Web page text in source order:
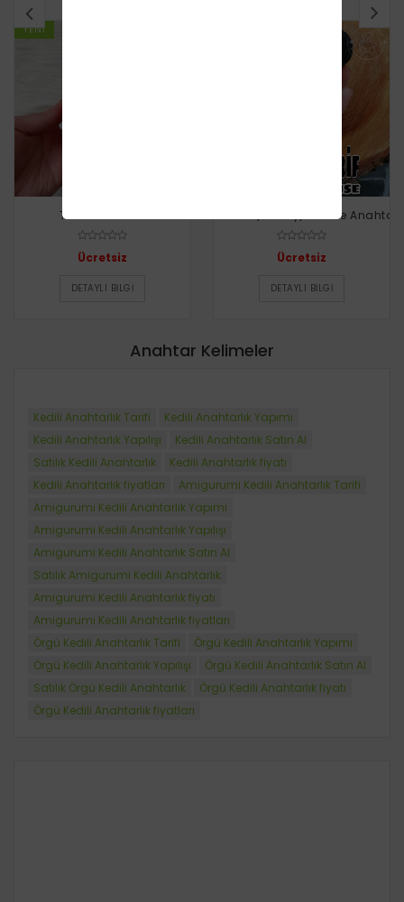
YENI
Tilki Anahtarlık
Ücretsiz
DETAYLI BILGI
Minnie (Mickey) Mause
Ücretsiz
DETAYLI BILGI
Anahtar Kelimeler
Kedili Anahtarlık Tarifi
Kedili Anahtarlık Yapımı
Kedili Anahtarlık Yapılışı
Kedili Anahtarlık Satın Al
Satılık Kedili Anahtarlık
Kedili Anahtarlık fiyatı
Kedili Anahtarlık fiyatları
Amigurumi Kedili Anahtarlık Tarifi
Amigurumi Kedili Anahtarlık Yapımı
Amigurumi Kedili Anahtarlık Yapılışı
Amigurumi Kedili Anahtarlık Satın Al
Satılık Amigurumi Kedili Anahtarlık
Amigurumi Kedili Anahtarlık fiyatı
Amigurumi Kedili Anahtarlık fiyatları
Örgü Kedili Anahtarlık Tarifi
Örgü Kedili Anahtarlık Yapımı
Örgü Kedili Anahtarlık Yapılışı
Örgü Kedili Anahtarlık Satın Al
Satılık Örgü Kedili Anahtarlık
Örgü Kedili Anahtarlık fiyatı
Örgü Kedili Anahtarlık fiyatları